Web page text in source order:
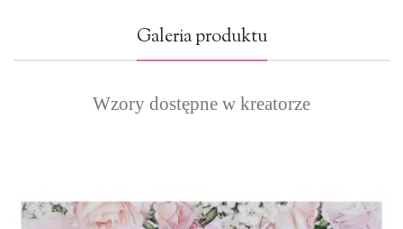
Galeria produktu
Wzory dostępne w kreatorze